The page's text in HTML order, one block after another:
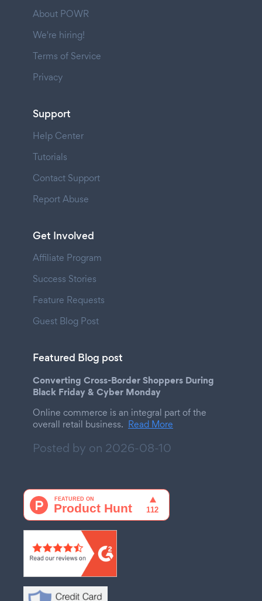
About POWR
We're hiring!
Terms of Service
Privacy
Support
Help Center
Tutorials
Contact Support
Report Abuse
Get Involved
Affiliate Program
Success Stories
Feature Requests
Guest Blog Post
Featured Blog post
Converting Cross-Border Shoppers During
Black Friday & Cyber Monday
Online commerce is an integral part of the
overall retail business. Read More
Posted by on 2026-08-10